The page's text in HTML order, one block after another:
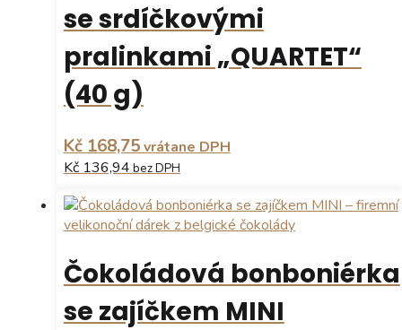
lze
na
stránce
produktu
se srdíčkovými
pralinkami „QUARTET“
(40 g)
Kč 168,75vrátane DPH
Kč 136,94 bez DPH
Čokoládová bonboniérka
se zajíčkem MINI